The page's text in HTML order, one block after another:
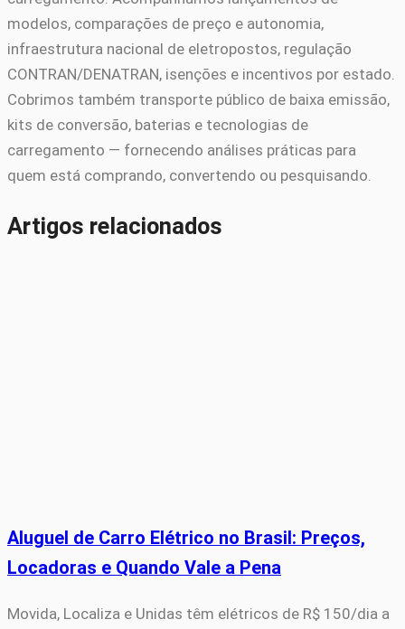
modelos, comparações de preço e autonomia,
infraestrutura nacional de eletropostos, regulação
CONTRAN/DENATRAN, isenções e incentivos por estado.
Cobrimos também transporte público de baixa emissão,
kits de conversão, baterias e tecnologias de
carregamento — fornecendo análises práticas para
quem está comprando, convertendo ou pesquisando.
Artigos relacionados
Aluguel de Carro Elétrico no Brasil: Preços,
Locadoras e Quando Vale a Pena
Movida, Localiza e Unidas têm elétricos de R$ 150/dia a